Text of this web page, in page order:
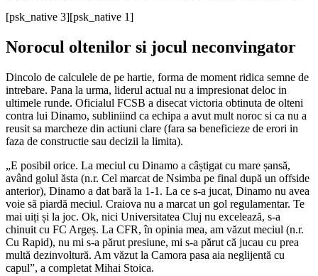
[psk_native 3][psk_native 1]
Norocul oltenilor si jocul neconvingator
Dincolo de calculele de pe hartie, forma de moment ridica semne de
intrebare. Pana la urma, liderul actual nu a impresionat deloc in
ultimele runde. Oficialul FCSB a disecat victoria obtinuta de olteni
contra lui Dinamo, subliniind ca echipa a avut mult noroc si ca nu a
reusit sa marcheze din actiuni clare (fara sa beneficieze de erori in
faza de constructie sau decizii la limita).
„E posibil orice. La meciul cu Dinamo a câștigat cu mare șansă,
având golul ăsta (n.r. Cel marcat de Nsimba pe final după un offside
anterior), Dinamo a dat bară la 1-1. La ce s-a jucat, Dinamo nu avea
voie să piardă meciul. Craiova nu a marcat un gol regulamentar. Te
mai uiți și la joc. Ok, nici Universitatea Cluj nu excelează, s-a
chinuit cu FC Argeș. La CFR, în opinia mea, am văzut meciul (n.r.
Cu Rapid), nu mi s-a părut presiune, mi s-a părut că jucau cu prea
multă dezinvoltură. Am văzut la Camora pasa aia neglijentă cu
capul”, a completat Mihai Stoica.